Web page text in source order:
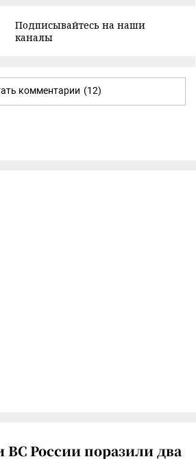
Подписывайтесь на наши
каналы
комментарии (12)
ВС России поразили два